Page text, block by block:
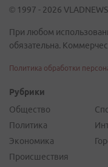
© 1997 - 2026 VLADNEWS
При любом
обязательна.
Политика обработки
Рубрики
Общество
Политика
Экономика
Происшествия